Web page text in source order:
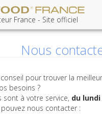
France - Site officiel
Nous
pour trouver la
besoins ?
sont à votre service, du
pouvez nous contacter :